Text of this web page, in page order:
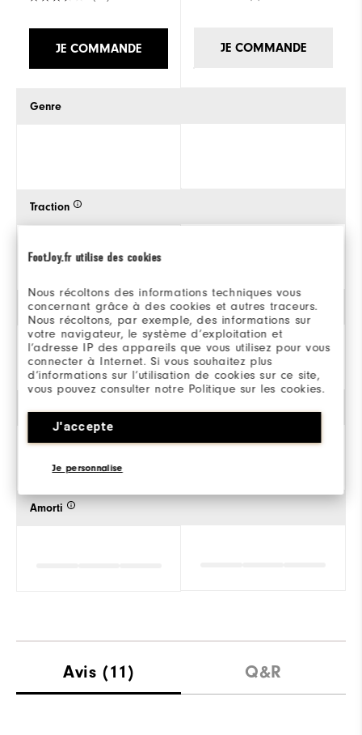
FootJoy.fr utilise des cookies
Nous récoltons des informations techniques vous
concernant grâce à des cookies et autres traceurs.
Nous récoltons, par exemple, des informations sur
votre navigateur, le système d’exploitation et
l’adresse IP des appareils que vous utilisez pour vous
connecter à Internet. Si vous souhaitez plus
d’informations sur l’utilisation de cookies sur ce site,
vous pouvez consulter notre Politique sur les cookies.
J'accepte
Je personnalise
JE COMMANDE
Genre
Traction
Style
Amorti
JE COMMANDE
Avis (11) Q&R